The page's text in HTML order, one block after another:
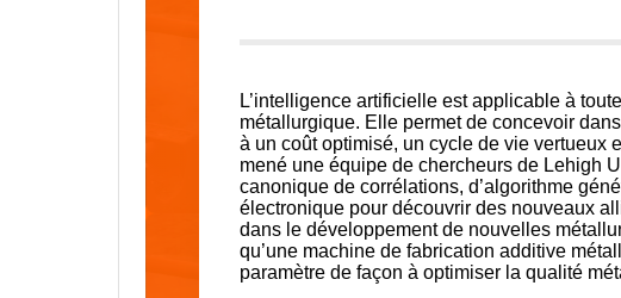
L’intelligence artificielle est applicable à
métallurgique. Elle permet de concevoir
à un coût optimisé, un cycle de vie vertueux
mené une équipe de chercheurs de Lehigh
canonique de corrélations, d’algorithme
électronique pour découvrir des nouveaux
dans le développement de nouvelles
qu’une machine de fabrication additive
paramètre de façon à optimiser la qualité